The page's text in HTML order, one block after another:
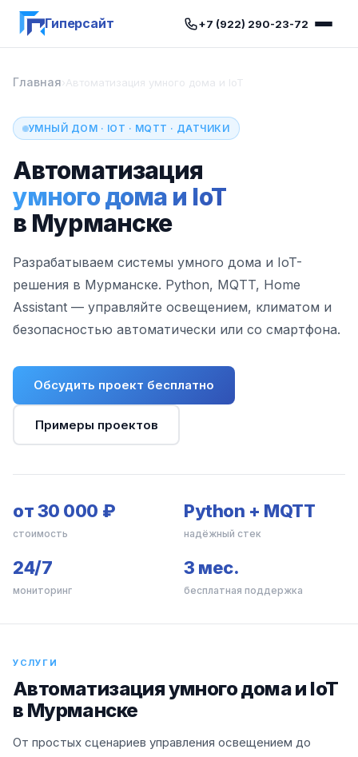
Гиперсайт +7 (922) 290-23-72
Главная›Автоматизация умного дома и IoT
УМНЫЙ ДОМ · IOT · MQTT · ДАТЧИКИ
Автоматизация
умного дома и IoT
в Мурманске
Разрабатываем системы умного дома и IoT-
решения в Мурманске. Python, MQTT, Home
Assistant — управляйте освещением, климатом и
безопасностью автоматически или со смартфона.
Обсудить проект бесплатно
Примеры проектов
от 30 000 ₽
стоимость
Python + MQTT
надёжный стек
24/7
мониторинг
3 мес.
бесплатная поддержка
УСЛУГИ
Автоматизация умного дома и IoT
в Мурманске
От простых сценариев управления освещением до